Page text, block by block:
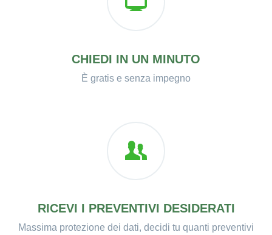
CHIEDI IN UN MINUTO
È gratis e senza impegno
RICEVI I PREVENTIVI DESIDERATI
Massima protezione dei dati, decidi tu quanti preventivi